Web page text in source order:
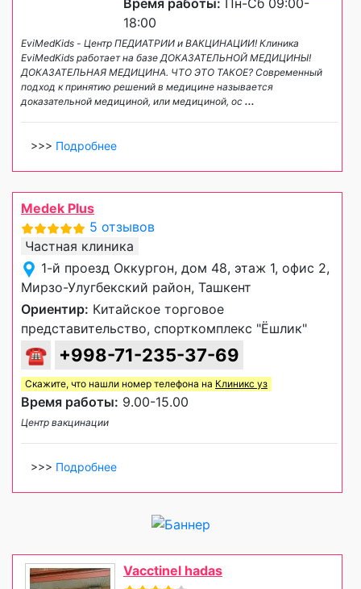
Время работы: Пн-Сб 09:00-
18:00
EviMedKids - Центр ПЕДИАТРИИ и ВАКЦИНАЦИИ! Клиника
EviMedKids работает на базе ДОКАЗАТЕЛЬНОЙ МЕДИЦИНЫ!
ДОКАЗАТЕЛЬНАЯ МЕДИЦИНА. ЧТО ЭТО ТАКОЕ? Современный
подход к принятию решений в медицине называется
доказательной медициной, или медициной, ос ...
>>> Подробнее
Medek Plus
5 отзывов
Частная клиника
1-й проезд Оккургон, дом 48, этаж 1, офис 2,
Мирзо-Улугбекский район, Ташкент
Ориентир: Китайское торговое
представительство, спорткомплекс "Ёшлик"
☎ +998-71-235-37-69
Скажите, что нашли номер телефона на Клиникс уз
Время работы: 9.00-15.00
Центр вакцинации
>>> Подробнее
Vacctinel hadas